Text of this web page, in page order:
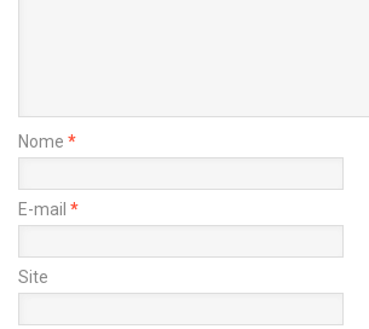
Nome *
E-mail *
Site